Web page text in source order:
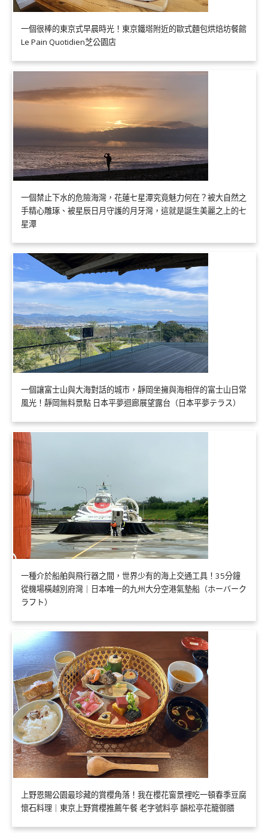
一個很棒的東京式早晨時光！東京鐵塔附近的歐式麵包烘焙坊餐館
Le Pain Quotidien芝公園店
一個禁止下水的危險海灣，花蓮七星潭究竟魅力何在？被大自然之
手精心雕琢、被星辰日月守護的月牙灣，這就是誕生美麗之上的七
星潭
一個讓富士山與大海對話的城市，靜岡坐擁與海相伴的富士山日常
風光！靜岡無料景點 日本平夢迴廊展望露台（日本平夢テラス）
一種介於船舶與飛行器之間，世界少有的海上交通工具！35分鐘
從機場橫越別府灣｜日本唯一的九州大分空港氣墊船（ホーバーク
ラフト）
上野恩賜公園最珍藏的賞櫻角落！我在櫻花窗景裡吃一頓春季豆腐
懷石料理｜東京上野賞櫻推薦午餐 老字號料亭 韻松亭花籠御膳